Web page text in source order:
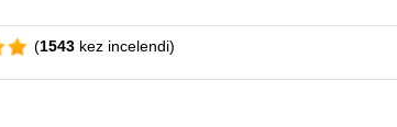
(1543 kez incelendi)